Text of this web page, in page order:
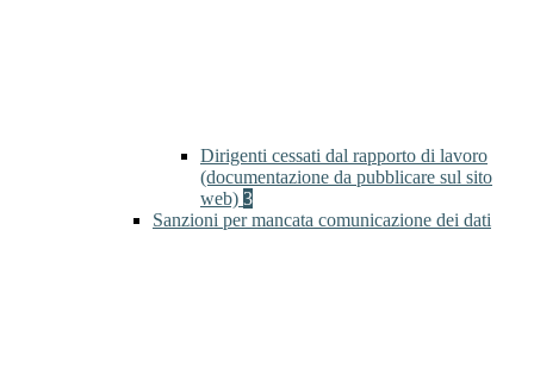
Dirigenti cessati dal rapporto di lavoro
(documentazione da pubblicare sul sito
web) 3
Sanzioni per mancata comunicazione dei dati